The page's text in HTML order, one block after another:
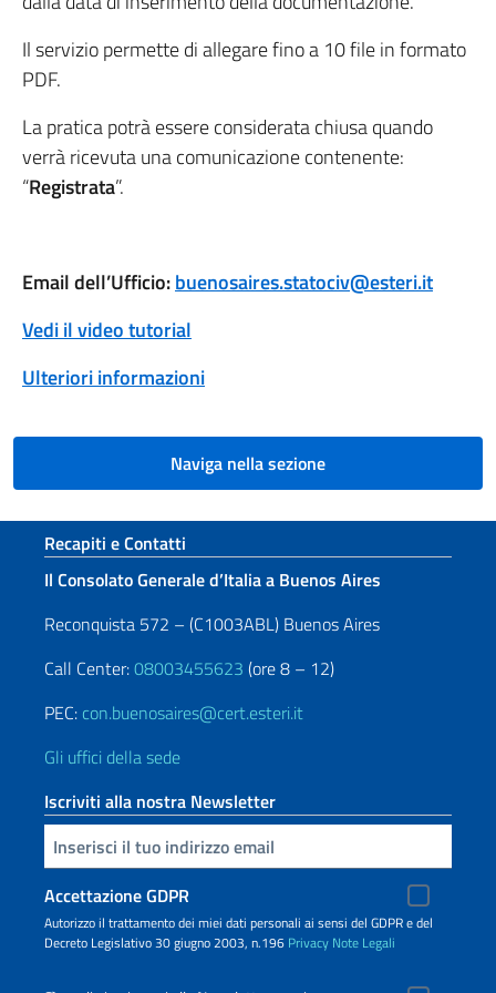
Il servizio permette di allegare fino a 10 file in formato
PDF.
La pratica potrà essere considerata chiusa quando
verrà ricevuta una comunicazione contenente:
“Registrata”.
Email dell’Ufficio:buenosaires.statociv@esteri.it
Vedi il video tutorial
Ulteriori informazioni
Naviga nella sezione
Sezione footer
Recapiti e Contatti
Il Consolato Generale d’Italia a Buenos Aires
Reconquista 572 – (C1003ABL) Buenos Aires
Call Center:08003455623 (ore 8 – 12)
PEC: con.buenosaires@cert.esteri.it
Gli uffici della sede
Iscriviti alla nostra Newsletter
Inserisci la tua email
Accettazione GDPR
Autorizzo il trattamento dei miei dati personali ai sensi del GDPR e del
Decreto Legislativo 30 giugno 2003, n.196 Privacy Note Legali